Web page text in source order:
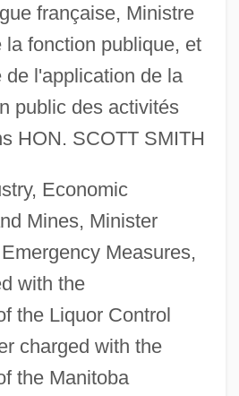
française, Ministre
la fonction publique, et
de l'application de la
public des activités
HON. SCOTT SMITH
Economic
Mines, Minister
Measures,
with the
the Liquor Control
charged with the
the Manitoba